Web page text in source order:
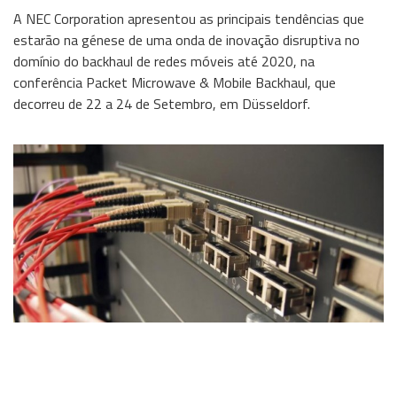
Storage
Wireless
Informação
A NEC Corporation apresentou as principais tendências que
estarão na génese de uma onda de inovação disruptiva no
domínio do backhaul de redes móveis até 2020, na
conferência Packet Microwave & Mobile Backhaul, que
decorreu de 22 a 24 de Setembro, em Düsseldorf.